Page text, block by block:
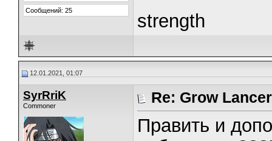
Сообщений: 25
strength
12.01.2021, 01:07
SyrRriK
Commoner Re: Grow Lancer
Править и